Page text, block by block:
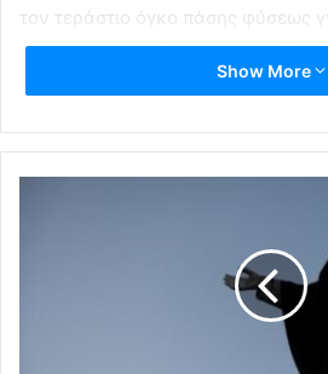
τον τεράστιο όγκο πάσης φύσεως
άγνωστων, ως σήμερα, τεκμηρίων
ιστορική διαδρομή της πόλης.
Show More